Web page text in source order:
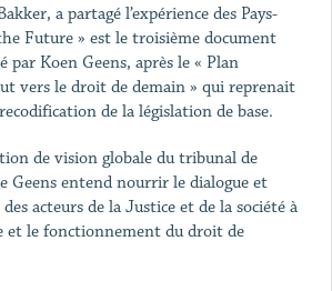
a partagé l’expérience des Pays-
Future » est le troisième document
par Koen Geens, après le « Plan
vers le droit de demain » qui reprenait
de la législation de base.
de vision globale du tribunal de
Geens entend nourrir le dialogue et
des acteurs de la Justice et de la société à
et le fonctionnement du droit de